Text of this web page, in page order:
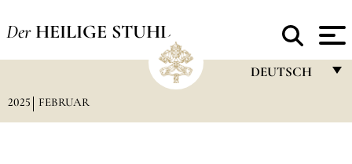
Der HEILIGE STUHL
DEUTSCH
2025 FEBRUAR